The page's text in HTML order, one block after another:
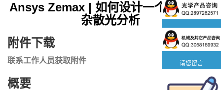
Ansys Zemax | 如何设计一个光谱仪 –
杂散光分析
附件下载
联系工作人员获取附件
概要
请您留言